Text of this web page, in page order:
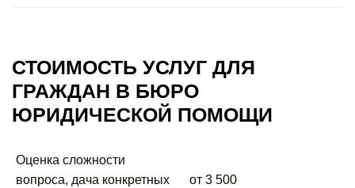
СТОИМОСТЬ УСЛУГ ДЛЯ
ГРАЖДАН В БЮРО
ЮРИДИЧЕСКОЙ ПОМОЩИ
Оценка сложности
вопроса, дача конкретных
от 3 500